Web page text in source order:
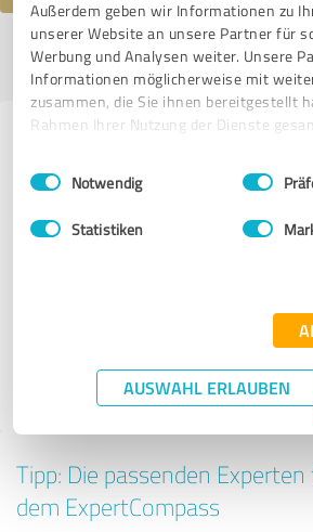
Außerdem geben wir Informationen zu
unserer Website an unsere Partner für
Werbung und Analysen weiter. Unsere
Informationen möglicherweise mit
zusammen, die Sie ihnen bereitgestellt
Rahmen Ihrer Nutzung der Dienste
Impressum Datenschutzbestimmungen
Einwilligungsauswahl
Notwendig
Statistiken
AUSWAHL ERLAUBEN
Profil aktiv seit 15.09.2023 |Letzte
melden
Anbietern aus dem
4.96 von 5
Tipp: Die passenden
dem ExpertCompass